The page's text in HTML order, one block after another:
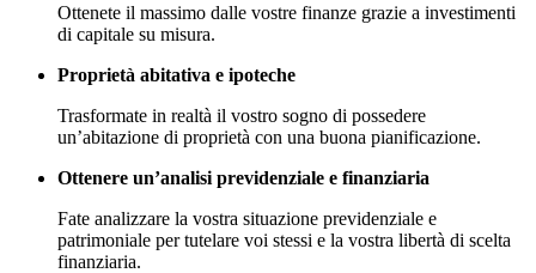
Ottenete il massimo dalle vostre finanze grazie a investimenti
di capitale su misura.
Proprietà abitativa e ipoteche
Trasformate in realtà il vostro sogno di possedere
un’abitazione di proprietà con una buona pianificazione.
Ottenere un’analisi previdenziale e finanziaria
Fate analizzare la vostra situazione previdenziale e
patrimoniale per tutelare voi stessi e la vostra libertà di scelta
finanziaria.